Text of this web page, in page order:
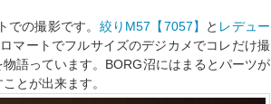
の撮影です。 絞りM57【7057】 と レデュー
マートでフルサイズのデジカメでコレだけ撮
語っています。BORG沼にはまるとパーツが
とが出来ます。